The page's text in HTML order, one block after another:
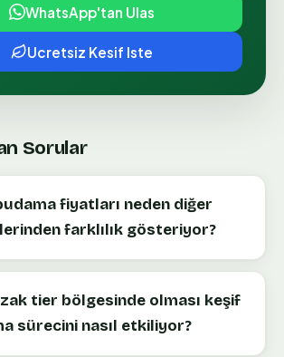
WhatsApp'tan Ulas
Ucretsiz Kesif Iste
Sorular
fiyatları neden diğer
farklılık gösteriyor?
tier bölgesinde olması keşif
sürecini nasıl etkiliyor?